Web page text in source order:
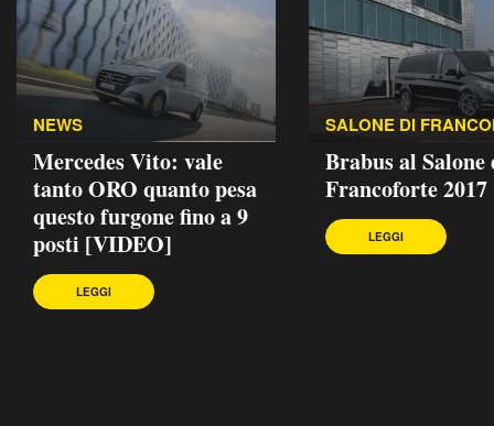
NEWS
Mercedes Vito: vale
tanto ORO quanto pesa
questo furgone fino a 9
posti [VIDEO]
LEGGI
SALONE DI
Brabus al Salone
Francoforte 2017
LEGGI